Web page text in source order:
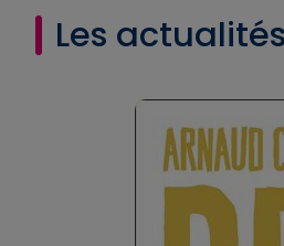
Les